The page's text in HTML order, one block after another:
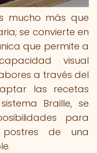
mucho más que
se convierte en
que permite a
visual
a través del
las recetas
Braille, se
para
de una